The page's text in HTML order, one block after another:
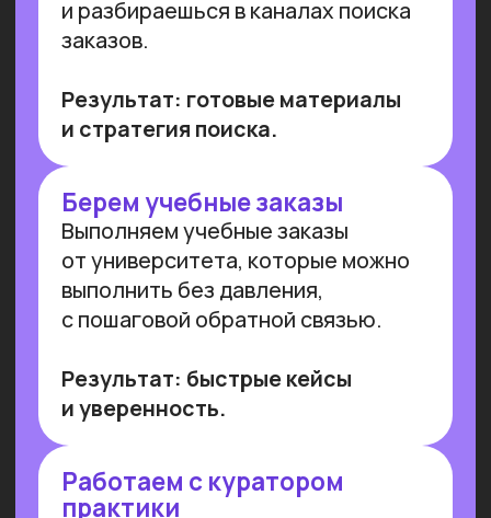
Имеем
образовательную
лицензию и статус
Сколково